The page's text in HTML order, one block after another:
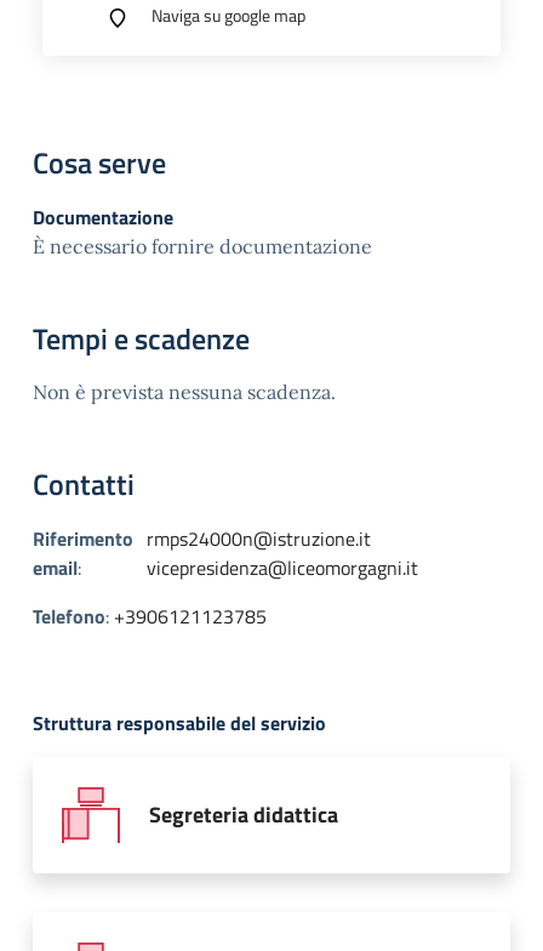
Naviga su google map
Cosa serve
Documentazione
È necessario fornire documentazione
Tempi e scadenze
Non è prevista nessuna scadenza.
Contatti
Riferimento
email:
rmps24000n@istruzione.it
vicepresidenza@liceomorgagni.it
Telefono: +3906121123785
Struttura responsabile del servizio
Segreteria didattica